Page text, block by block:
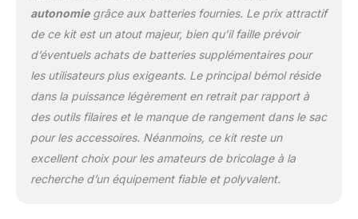
réglages pour toutes les
coupes : la gâchette avec
bouton de verrouillage
diminue la pénibilité et
renforce la précision du
geste, tandis que le réglage
des 2 côtés permet des
coupes de biais jusqu'à 45°.
Le variateur de vitesse centré
permet d'adapter, même en
autonomiegrâce aux batteries fournies. Le prix attractif
de ce kit est un atout majeur, bien qu’il faille prévoir
d’éventuels achats de batteries supplémentaires pour
les utilisateurs plus exigeants. Le principal bémol réside
dans la puissance légèrement en retrait par rapport à
des outils filaires et le manque de rangement dans le sac
pour les accessoires. Néanmoins, ce kit reste un
excellent choix pour les amateurs de bricolage à la
recherche d’un équipement fiable et polyvalent.